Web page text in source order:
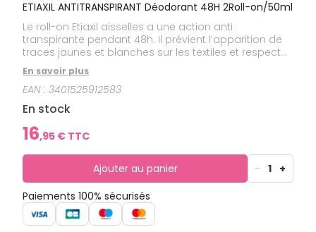
ETIAXIL ANTITRANSPIRANT Déodorant 48H 2Roll-on/50ml
Le roll-on Etiaxil aisselles a une action anti
transpirante pendant 48h. Il prévient l’apparition de
traces jaunes et blanches sur les textiles et respecte
les peaux sensibles. Sa formule testée sous contrôle
dermatologique est sans alcool et sans paraben.
En savoir plus
EAN :3401525912583
En stock
16,95 € TTC
Ajouter au panier - 1 +
Paiements 100% sécurisés